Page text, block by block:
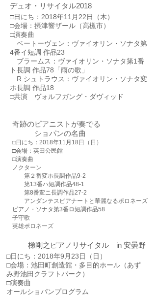
​デュオ・リサイタル2018
□日にち：2018年11月22日（木）
□会場：摂津響ザール（高槻市）
□演奏曲
ベートーヴェン：ヴァイオリン・ソナタ第
4番イ短調 作品23
ブラームス：ヴァイオリン・ソナタ第1番
ト長調 作品78「雨の歌」
R.シュトラウス：ヴァイオリン・ソナタ変
ホ長調 作品18
​□共演 ヴォルフガング・ダヴィッド
奇跡のピアニストが奏でる
ショパンの名曲
​梯剛之ピアノリサイタル in 安曇野
□日にち：2018年9月23日（日）
□会場：池田町創造館・多目的ホール（あず
み野池田クラフトパーク）
□演奏曲
オールショパンプログラム
□日にち：2018年11月18日（日）
□会場：英田公民館
□演奏曲
ノクターン
第２番変ホ長調作品9-2
第13番ハ短調作品48-1
第8番変ニ長調作品27-2
アンダンテスピアナートと華麗なるポロネーズ
ピアノ・ソナタ第3番ロ短調作品58
子守歌
英雄ポロネーズ